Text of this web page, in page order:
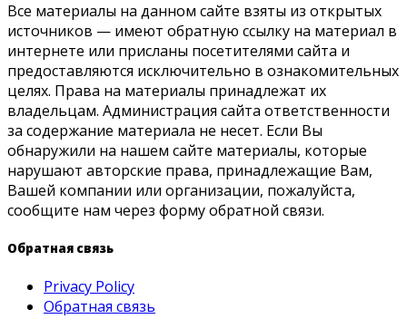
Все материалы на данном сайте взяты из открытых
источников — имеют обратную ссылку на материал в
интернете или присланы посетителями сайта и
предоставляются исключительно в ознакомительных
целях. Права на материалы принадлежат их
владельцам. Администрация сайта ответственности
за содержание материала не несет. Если Вы
обнаружили на нашем сайте материалы, которые
нарушают авторские права, принадлежащие Вам,
Вашей компании или организации, пожалуйста,
сообщите нам через форму обратной связи.
Обратная связь
Privacy Policy
Обратная связь